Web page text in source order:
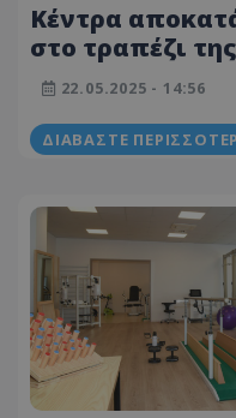
Κέντρα
στο τραπέζι
ανησυχίες των
νομοσχέδιο –
22.05.2025 - 14:56
ΔΙΑΒΆΣΤΕ